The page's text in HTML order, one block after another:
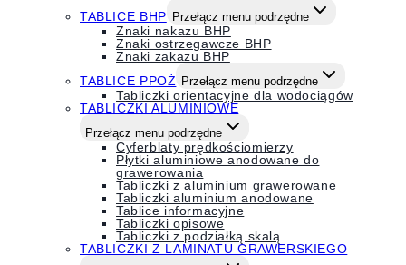
TABLICE BHP Przełącz menu podrzędne
Znaki nakazu BHP
Znaki ostrzegawcze BHP
Znaki zakazu BHP
TABLICE PPOŻ Przełącz menu podrzędne
Tabliczki orientacyjne dla wodociągów
TABLICZKI ALUMINIOWE
Przełącz menu podrzędne
Cyferblaty prędkościomierzy
Płytki aluminiowe anodowane do
grawerowania
Tabliczki z aluminium grawerowane
Tabliczki aluminium anodowane
Tablice informacyjne
Tabliczki opisowe
Tabliczki z podziałką skalą
TABLICZKI Z LAMINATU GRAWERSKIEGO